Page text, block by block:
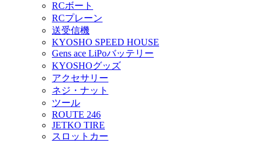
RCボート
RCプレーン
送受信機
KYOSHO SPEED HOUSE
Gens ace LiPoバッテリー
KYOSHOグッズ
アクセサリー
ネジ・ナット
ツール
ROUTE 246
JETKO TIRE
スロットカー